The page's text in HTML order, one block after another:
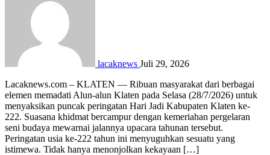
lacaknews Juli 29, 2026
Lacaknews.com – KLATEN — Ribuan masyarakat dari berbagai
elemen memadati Alun-alun Klaten pada Selasa (28/7/2026) untuk
menyaksikan puncak peringatan Hari Jadi Kabupaten Klaten ke-
222. Suasana khidmat bercampur dengan kemeriahan pergelaran
seni budaya mewarnai jalannya upacara tahunan tersebut.
Peringatan usia ke-222 tahun ini menyuguhkan sesuatu yang
istimewa. Tidak hanya menonjolkan kekayaan […]